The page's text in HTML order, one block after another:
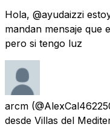
Hola, @ayudaizzi
mandan mensaje que
pero si tengo luz
arcm
desde Villas del